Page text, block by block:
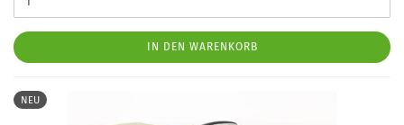
IN DEN WARENKORB
NEU